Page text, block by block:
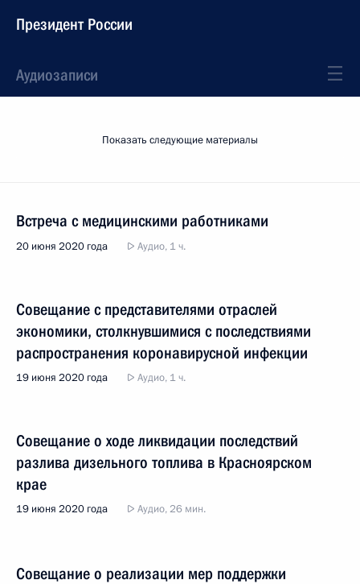
Президент России
Аудиозаписи
Показать следующие материалы
Встреча с медицинскими работниками
20 июня 2020 года Аудио, 1 ч.
Совещание с представителями отраслей
экономики, столкнувшимися с последствиями
распространения коронавирусной инфекции
19 июня 2020 года Аудио, 1 ч.
Совещание о ходе ликвидации последствий
разлива дизельного топлива в Красноярском
крае
19 июня 2020 года Аудио, 26 мин.
Совещание о реализации мер поддержки